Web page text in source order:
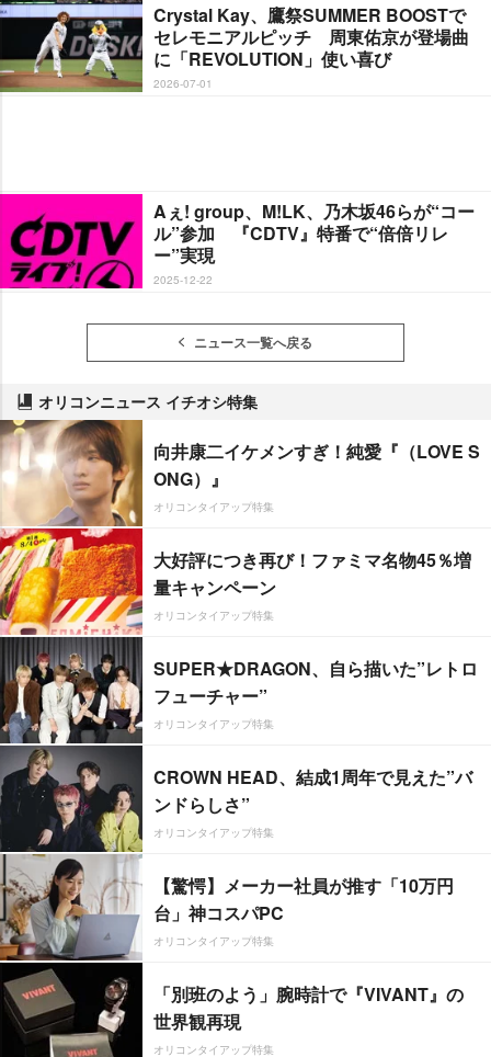
Crystal Kay、鷹祭SUMMER BOOSTで
セレモニアルピッチ 周東佑京が登場曲
に「REVOLUTION」使い喜び
2026-07-01
Aぇ! group、M!LK、乃木坂46らが“コー
ル”参加 『CDTV』特番で“倍倍リレ
ー”実現
2025-12-22
ニュース一覧へ戻る
オリコンニュース イチオシ特集
向井康二イケメンすぎ！純愛『（LOVE S
ONG）』
オリコンタイアップ特集
大好評につき再び！ファミマ名物45％増
量キャンペーン
オリコンタイアップ特集
SUPER★DRAGON、自ら描いた”レトロ
フューチャー”
オリコンタイアップ特集
CROWN HEAD、結成1周年で見えた”バ
ンドらしさ”
オリコンタイアップ特集
【驚愕】メーカー社員が推す「10万円
台」神コスパPC
オリコンタイアップ特集
「別班のよう」腕時計で『VIVANT』の
世界観再現
オリコンタイアップ特集